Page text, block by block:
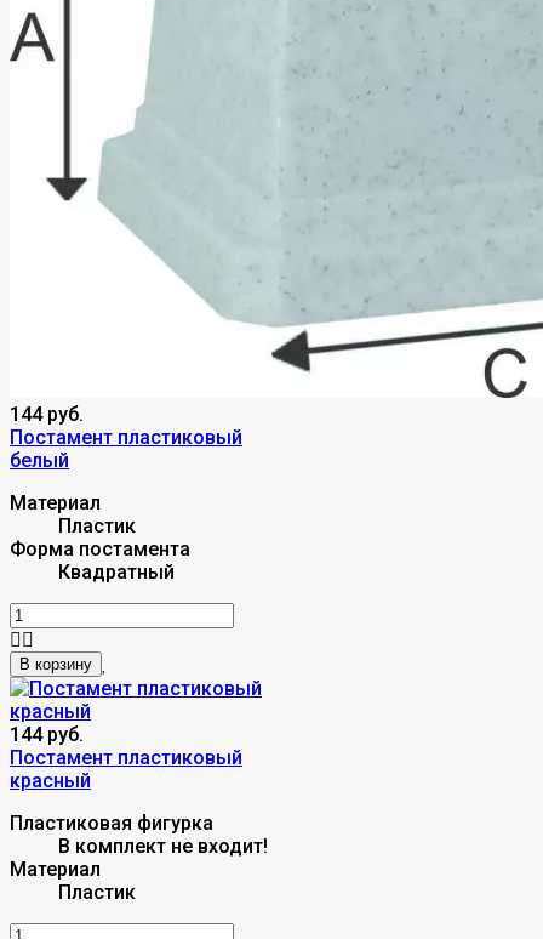
144 руб.
Постамент пластиковый
белый
Материал
Пластик
Форма постамента
Квадратный
В корзину
144 руб.
Постамент пластиковый
красный
Пластиковая фигурка
В комплект не входит!
Материал
Пластик